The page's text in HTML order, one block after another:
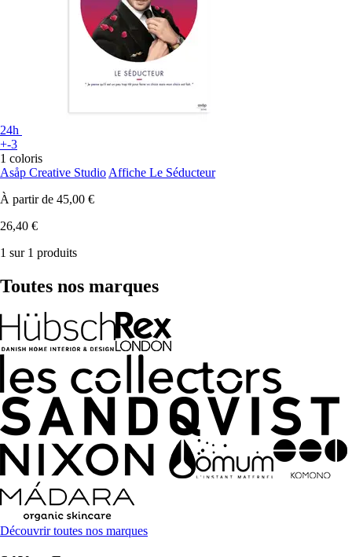
24h
+-3
1 coloris
Asåp Creative Studio Affiche Le Séducteur
À partir de 45,00 €
26,40 €
1 sur 1 produits
Toutes nos marques
Découvrir toutes nos marques